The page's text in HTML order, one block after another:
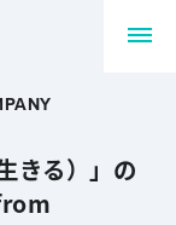
きる）」の